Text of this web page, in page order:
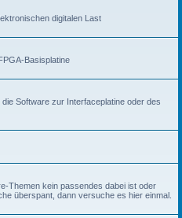
digitalen Last
Basisplatine
Software zur Interfaceplatine oder des
Themen kein passendes dabei ist oder
überspant, dann versuche es hier einmal.